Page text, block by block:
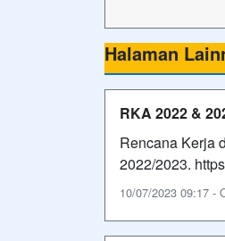
Halaman
RKA 2022 &
Rencana Kerja
2022/2023.
10/07/2023 09:17 -